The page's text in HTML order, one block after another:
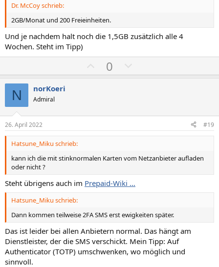
S
t
i
m
m
e
t
i
m
e
Dr. McCoy schrieb:
2GB/Monat und 200 Freieinheiten.
Und je nachdem halt noch die 1,5GB zusätzlich alle 4
Wochen. Steht im Tipp)
o
t
v
S
t
i
m
e
0
e
t
v
S
t
i
m
e
N norKoeri
Admiral
26. April 2022 #19
Hatsune_Miku schrieb:
kann ich die mit stinknormalen Karten vom Netzanbieter aufladen
oder nicht ?
Steht übrigens auch im Prepaid-Wiki …
Hatsune_Miku schrieb:
Dann kommen teilweise 2FA SMS erst ewigkeiten später.
Das ist leider bei allen Anbietern normal. Das hängt am
Dienstleister, der die SMS verschickt. Mein Tipp: Auf
Authenticator (TOTP) umschwenken, wo möglich und
sinnvoll.